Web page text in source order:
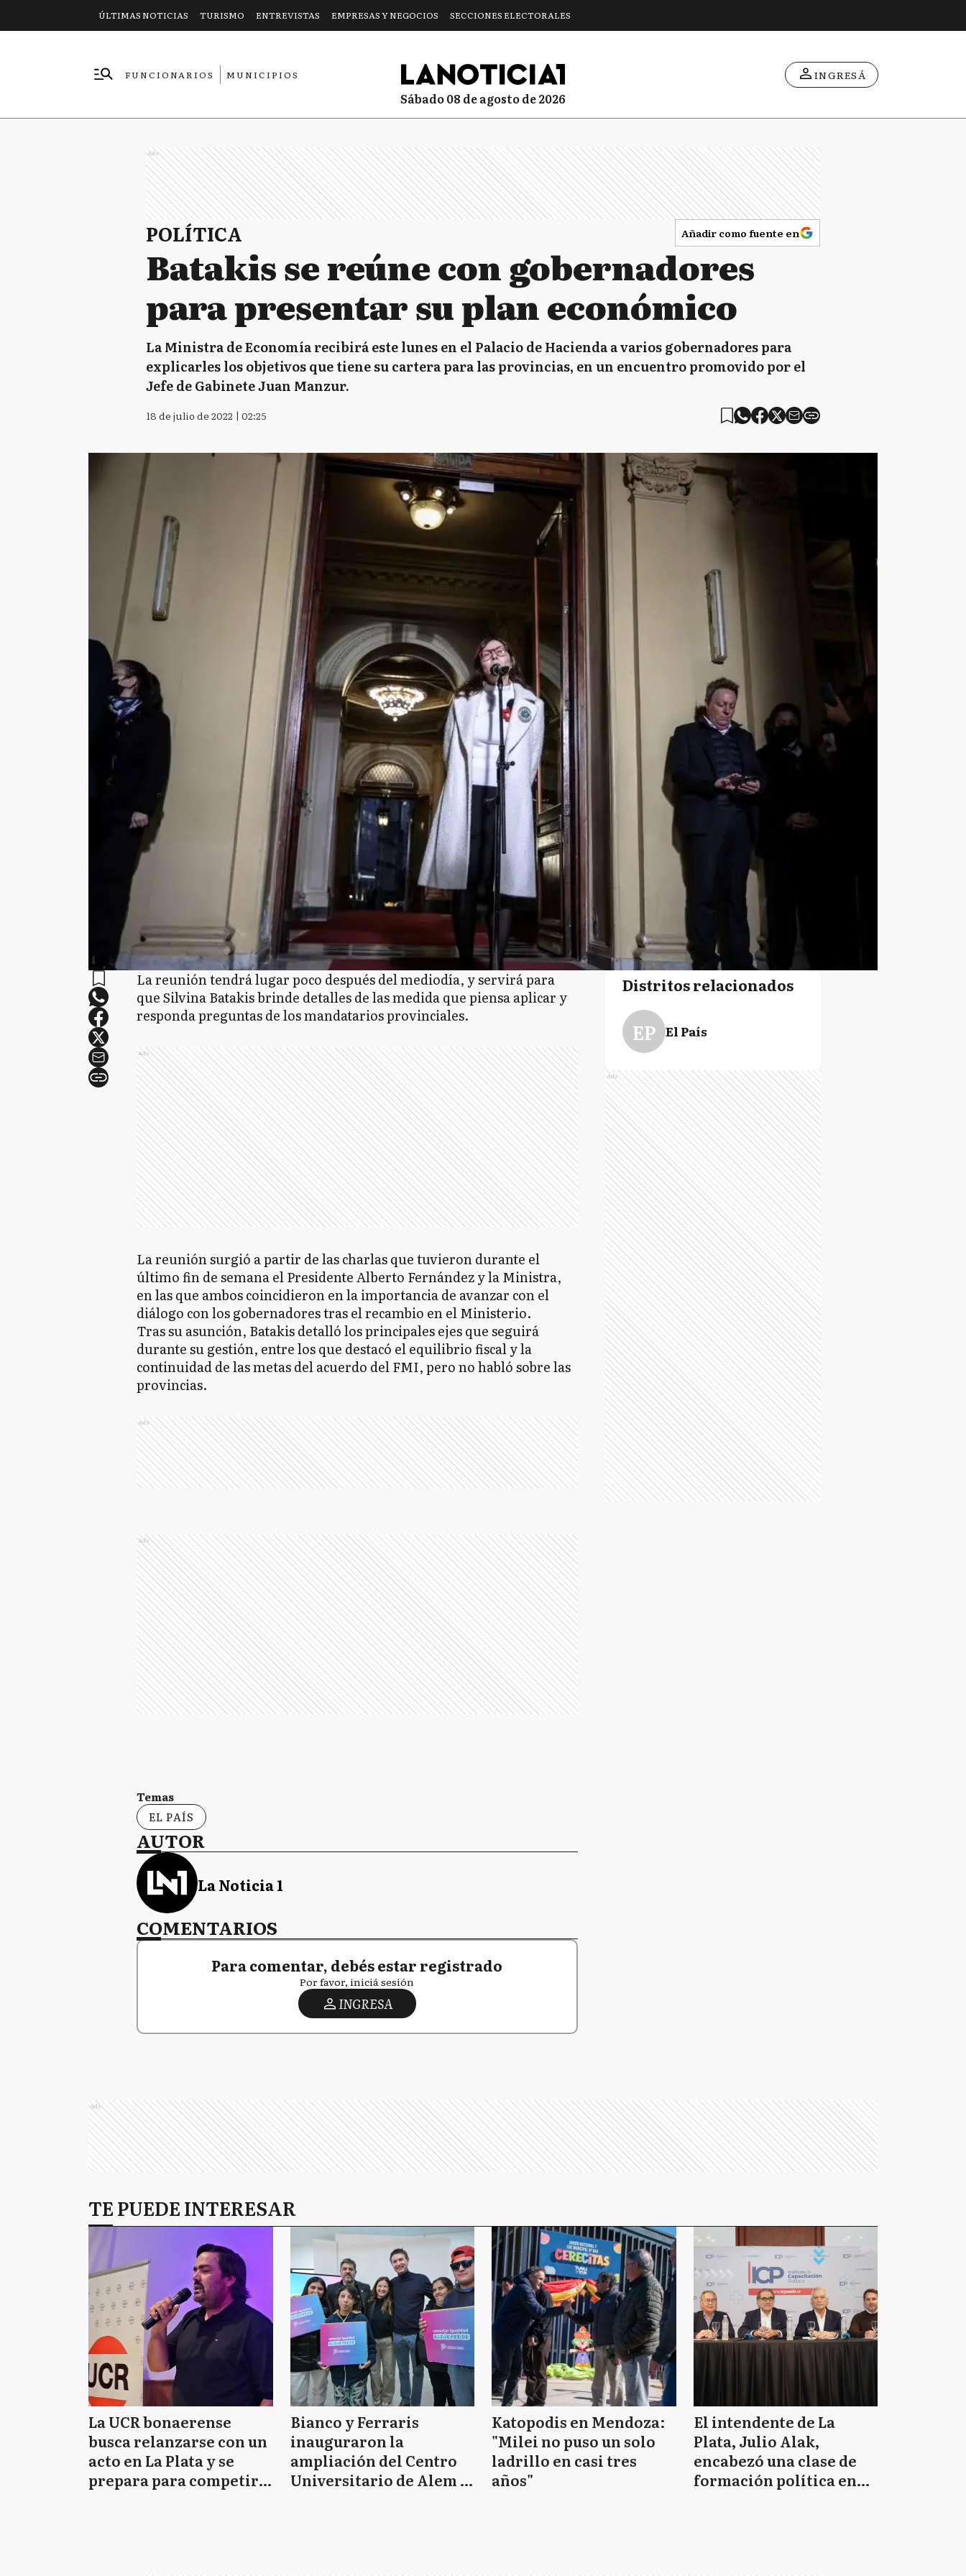
ÚLTIMAS NOTICIAS TURISMO ENTREVISTAS EMPRESAS Y NEGOCIOS SECCIONES ELECTORALES
FUNCIONARIOS
MUNICIPIOS
sábado 08 de agosto de 2026
INGRESÁ
Ads
POLÍTICA Añadir como fuente en
Batakis se reúne con gobernadores
para presentar su plan económico
La Ministra de Economía recibirá este lunes en el Palacio de Hacienda a varios gobernadores para
explicarles los objetivos que tiene su cartera para las provincias, en un encuentro promovido por el
Jefe de Gabinete Juan Manzur.
18 de julio de 2022 | 02:25
La reunión tendrá lugar poco después del mediodía, y servirá para
que Silvina Batakis brinde detalles de las medida que piensa aplicar y
responda preguntas de los mandatarios provinciales.
Ads
La reunión surgió a partir de las charlas que tuvieron durante el
último fin de semana el Presidente Alberto Fernández y la Ministra,
en las que ambos coincidieron en la importancia de avanzar con el
diálogo con los gobernadores tras el recambio en el Ministerio.
Tras su asunción, Batakis detalló los principales ejes que seguirá
durante su gestión, entre los que destacó el equilibrio fiscal y la
continuidad de las metas del acuerdo del FMI, pero no habló sobre las
provincias.
Ads
Ads
Temas
EL PAÍS
AUTOR
La Noticia 1
COMENTARIOS
Para comentar, debés estar registrado
Por favor, iniciá sesión
INGRESA
Distritos relacionados
EP El País
Ads
Ads
TE PUEDE INTERESAR
La UCR bonaerense
busca relanzarse con un
acto en La Plata y se
prepara para competir
Bianco y Ferraris
inauguraron la
ampliación del Centro
Universitario de Alem y
Katopodis en Mendoza:
"Milei no puso un solo
ladrillo en casi tres
años"
El intendente de La
Plata, Julio Alak,
encabezó una clase de
formación política en